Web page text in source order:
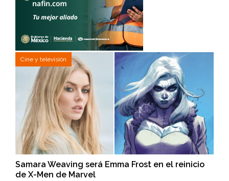
Cine y televisión
Samara Weaving será Emma Frost en el reinicio
de X-Men de Marvel